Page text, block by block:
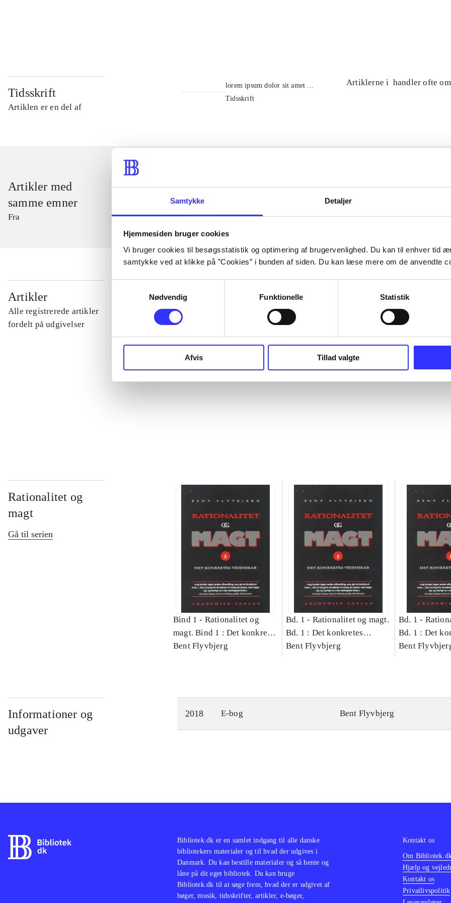
Samtykke Detaljer
Hjemmesiden bruger cookies
Vi bruger cookies til besøgsstatistik og optimering af brugervenlighed. Du kan til enhver tid
samtykke ved at klikke på ”Cookies” i bunden af siden. Du kan læse mere om de anvendte
Nødvendig
Funktionelle Statistik
Afvis Tillad valgte
Tidsskrift
Artiklen er en del af
lorem ipsum dolor sit amet ...
Tidsskrift
Artiklerne i handler ofte om
Artikler med
samme emner
Fra
Artikler
Alle registrerede artikler
fordelt på udgivelser
...
Rationalitet og
magt
Gå til serien
Bind 1 - Rationalitet og
magt. Bind 1 : Det konkretes
videnskab
Bent Flyvbjerg
Bd. 1 - Rationalitet og magt.
Bd. 1 : Det konkretes
videnskab
Bent Flyvbjerg
Bd. 1 -
Bd. 1 : Det
videnskab
Bent
Informationer og
udgaver
2018 E-bog Bent Flyvbjerg
Bibliotek.dk er en samlet indgang til alle danske
bibliotekers materialer og til hvad der udgives i
Danmark. Du kan bestille materialer og så hente og
låne på dit eget bibliotek. Du kan bruge
Bibliotek.dk til at søge frem, hvad der er udgivet af
bøger, musik, tidsskrifter, artikler, e-bøger,
Kontakt os
Om
Hjælp og
Kontakt os
Privatlivspolitik